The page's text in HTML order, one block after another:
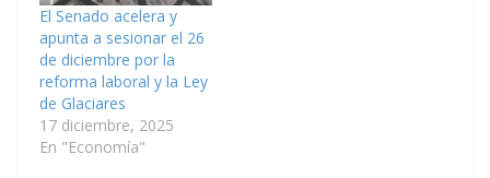
El Senado acelera y
apunta a sesionar el 26
de diciembre por la
reforma laboral y la Ley
de Glaciares
17 diciembre, 2025
En "Economía"